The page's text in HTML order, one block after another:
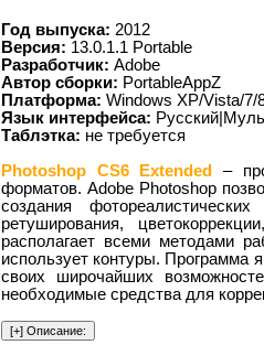
Год выпуска: 2012
Версия: 13.0.1.1 Portable
Разработчик: Adobe
Автор сборки: PortableAppZ
Платформа: Windows XP/Vista/7/
Язык интерфейса:
Таблэтка: не требуется
Photoshop CS6 Extended
–
форматов. Adobe Photoshop
создания
ретуширования,
располагает всеми методами
использует контуры. Программа
своих широчайших
необходимые средства для